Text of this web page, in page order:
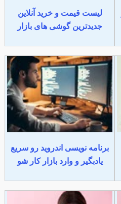
لیست قیمت و خرید آنلاین
جدیدترین گوشی های بازار
برنامه نویسی اندروید رو سریع
یادبگیر و وارد بازار کار شو